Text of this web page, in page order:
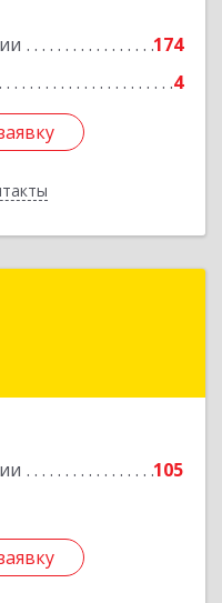
174
4
Подробнее
105
- Алания Респ,